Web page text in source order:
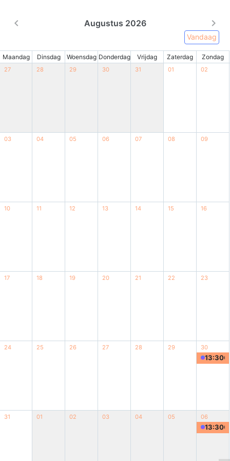
Augustus 2026
Vandaag
Maandag Dinsdag Woensdag Donderdag Vrijdag Zaterdag Zondag
27 28 29 30 31 01 02
03 04 05 06 07 08 09
10 11 12 13 14 15 16
17 18 19 20 21 22 23
24 25 26 27 28 29 30
31 01 02 03 04 05 06
13:30
13:30